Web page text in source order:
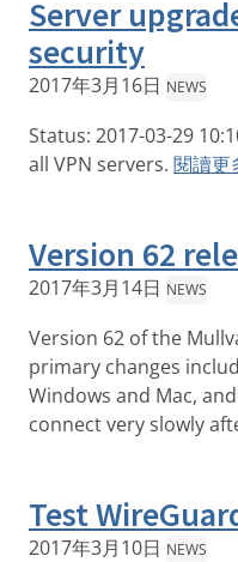
Server
security
2017年3月16日 NEWS
Status: 2017-03-29
all VPN servers. 閱讀更
Version 62
2017年3月14日 NEWS
Version 62 of the
primary changes
Windows and Mac,
connect very slowly
Test
2017年3月10日 NEWS